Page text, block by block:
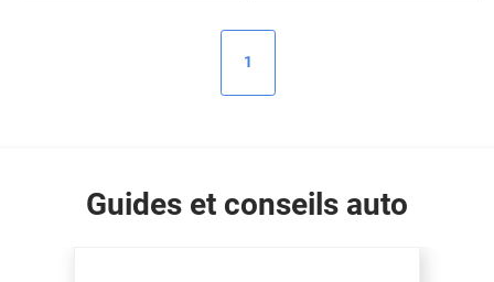
1
Guides et conseils auto